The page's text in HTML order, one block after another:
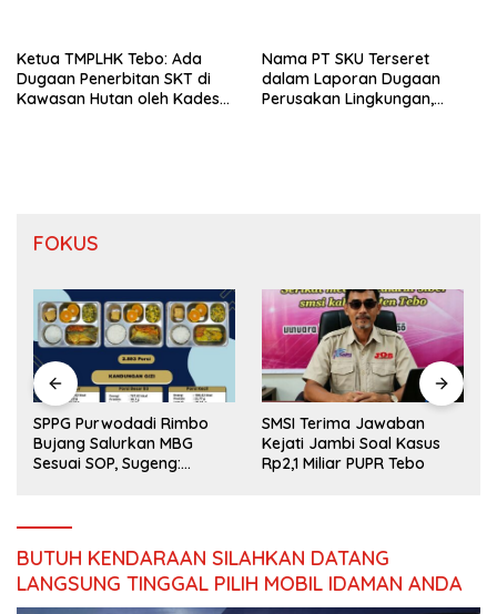
Ketua TMPLHK Tebo: Ada
Dugaan Penerbitan SKT di
Kawasan Hutan oleh Kades
Nama PT SKU Terseret
dalam Laporan Dugaan
Perusakan Lingkungan,
FOKUS
SPPG Purwodadi Rimbo
Bujang Salurkan MBG
Sesuai SOP, Sugeng:
SMSI Terima Jawaban
Kejati Jambi Soal Kasus
Rp2,1 Miliar PUPR Tebo
BUTUH KENDARAAN SILAHKAN DATANG
LANGSUNG TINGGAL PILIH MOBIL IDAMAN ANDA